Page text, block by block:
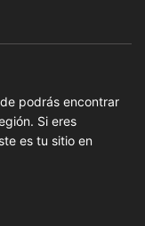
podrás encontrar
Si eres
es tu sitio en